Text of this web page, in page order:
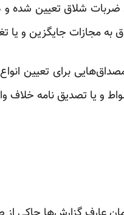
ضربات شلاق تعیین شده
به مجازات جایگزین و یا
برای تعیین
و یا تصدیق نامه خلاف